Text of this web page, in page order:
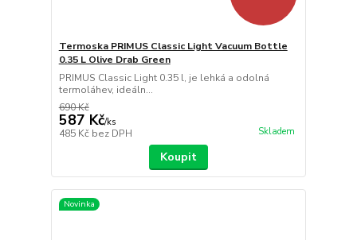
Termoska PRIMUS Classic Light Vacuum Bottle
0.35 L Olive Drab Green
PRIMUS Classic Light 0.35 l, je lehká a odolná
termoláhev, ideáln...
690 Kč
587 Kč/ks
485 Kč bez DPH Skladem
Koupit
Novinka